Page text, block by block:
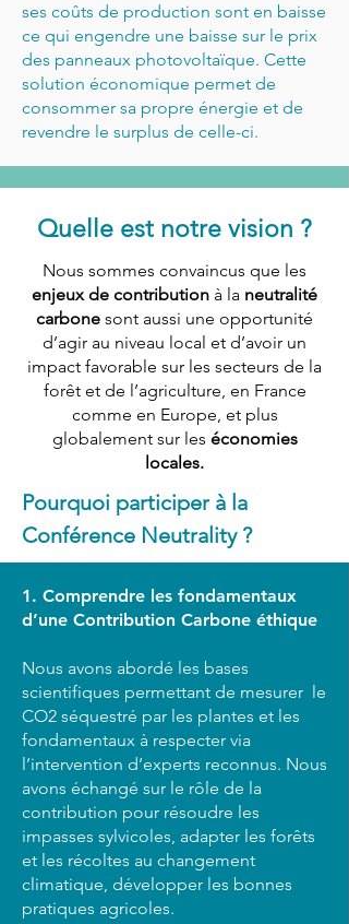
ses coûts de production sont en baisse
ce qui engendre une baisse sur le prix
des panneaux photovoltaïque. Cette
solution économique permet de
consommer sa propre énergie et de
revendre le surplus de celle-ci.
Quelle est notre vision ?
Nous sommes convaincus que les
enjeux de contribution à la neutralité
carbone sont aussi une opportunité
d’agir au niveau local et d’avoir un
impact favorable sur les secteurs de la
forêt et de l’agriculture, en France
comme en Europe, et plus
globalement sur les économies
locales.
Pourquoi participer à la
Conférence Neutrality ?
1. Comprendre les fondamentaux
d’une Contribution Carbone éthique
Nous avons abordé les bases
scientifiques permettant de mesurer le
CO2 séquestré par les plantes et les
fondamentaux à respecter via
l’intervention d’experts reconnus. Nous
avons échangé sur le rôle de la
contribution pour résoudre les
impasses sylvicoles, adapter les forêts
et les récoltes au changement
climatique, développer les bonnes
pratiques agricoles.